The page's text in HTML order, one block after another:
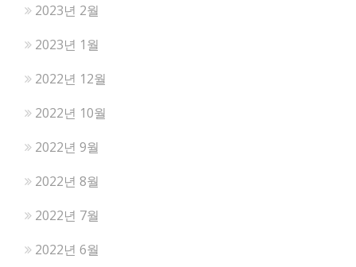
2023년 2월
2023년 1월
2022년 12월
2022년 10월
2022년 9월
2022년 8월
2022년 7월
2022년 6월